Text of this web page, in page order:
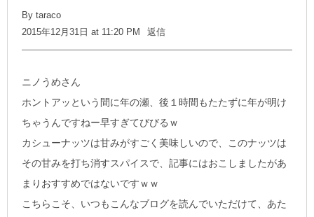
By taraco
2015年12月31日 at 11:20 PM
返信
ニノうめさん
ホントアッという間に年の瀬、後１時間もたたずに年が明け
ちゃうんですねー早すぎてびびるｗ
カシューナッツは甘みがすごく美味しいので、このナッツは
その甘みを打ち消すスパイスで、記事にはおこしましたがあ
まりおすすめではないですｗｗ
こちらこそ、いつもこんなブログを読んでいただけて、あた